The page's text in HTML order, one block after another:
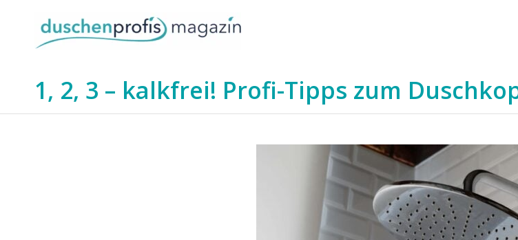
1, 2, 3 – kalkfrei! Profi-Tipps zum